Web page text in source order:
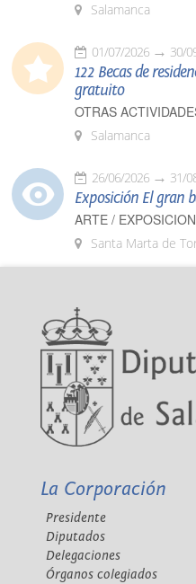
Salamanca
01/07/2026 30/
122 Becas de
gratuito
OTRAS
Salamanca
26/06/2026 31/
Exposición El gran
ARTE /
Santa Marta de
La Corporación
Presidente
Diputados
Delegaciones
Órganos colegiados